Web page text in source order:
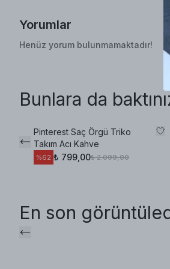
Yorumlar
Henüz yorum bulunmamaktadır!
Bunlara da
Pinterest Saç Örgü Triko
Takım Acı Kahve
%62 ₺ 799,00₺ 2.099,00
En son